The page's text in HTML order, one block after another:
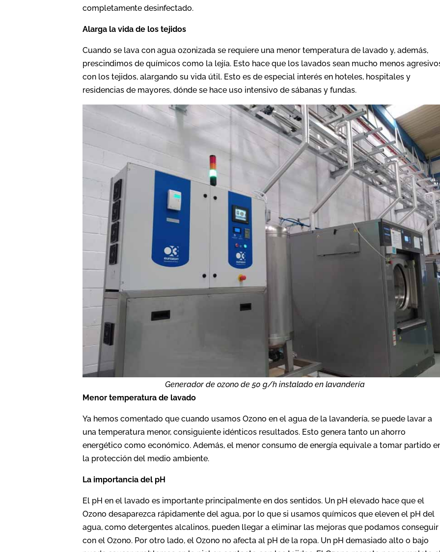
completamente desinfectado.
Alarga la vida de los tejidos
Cuando se lava con agua ozonizada se requiere una menor temperatura de lavado y, además,
prescindimos de químicos como la lejía. Esto hace que los lavados sean mucho menos
con los tejidos, alargando su vida útil. Esto es de especial interés en hoteles, hospitales y
residencias de mayores, dónde se hace uso intensivo de sábanas y fundas.
Generador de ozono de 50 g/h instalado en lavandería
Menor temperatura de lavado
Ya hemos comentado que cuando usamos Ozono en el agua de la lavandería, se puede lavar a
una temperatura menor, consiguiente idénticos resultados. Esto genera tanto un ahorro
energético como económico. Además, el menor consumo de energía equivale a tomar partido
la protección del medio ambiente.
La importancia del pH
El pH en el lavado es importante principalmente en dos sentidos. Un pH elevado hace que el
Ozono desaparezca rápidamente del agua, por lo que si usamos químicos que eleven el pH del
agua, como detergentes alcalinos, pueden llegar a eliminar las mejoras que podamos conseguir
con el Ozono. Por otro lado, el Ozono no afecta al pH de la ropa. Un pH demasiado alto o bajo